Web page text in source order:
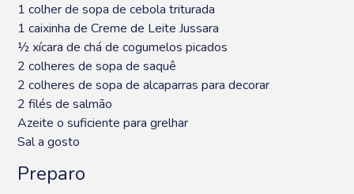
1 colher de sopa de cebola triturada
1 caixinha de Creme de Leite Jussara
½ xícara de chá de cogumelos picados
2 colheres de sopa de saquê
2 colheres de sopa de alcaparras para decorar
2 filés de salmão
Azeite o suficiente para grelhar
Sal a gosto
Preparo